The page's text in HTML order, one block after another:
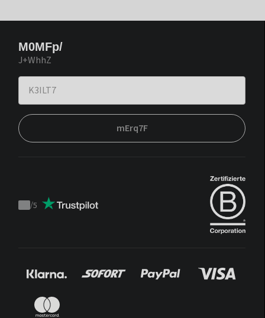
M0MFp/
J+WhhZ
mErq7F
Trustpilot
/5